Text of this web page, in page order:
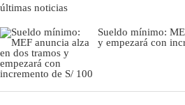
últimas noticias
Sueldo mínimo:
y empezará con